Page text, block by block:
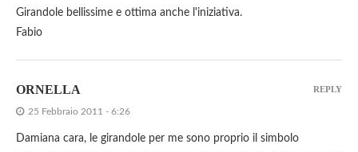
Girandole bellissime e ottima anche l'iniziativa.
Fabio
ORNELLA
25 Febbraio 2011 - 6:26
Damiana cara, le girandole per me sono proprio il simbolo
REPLY